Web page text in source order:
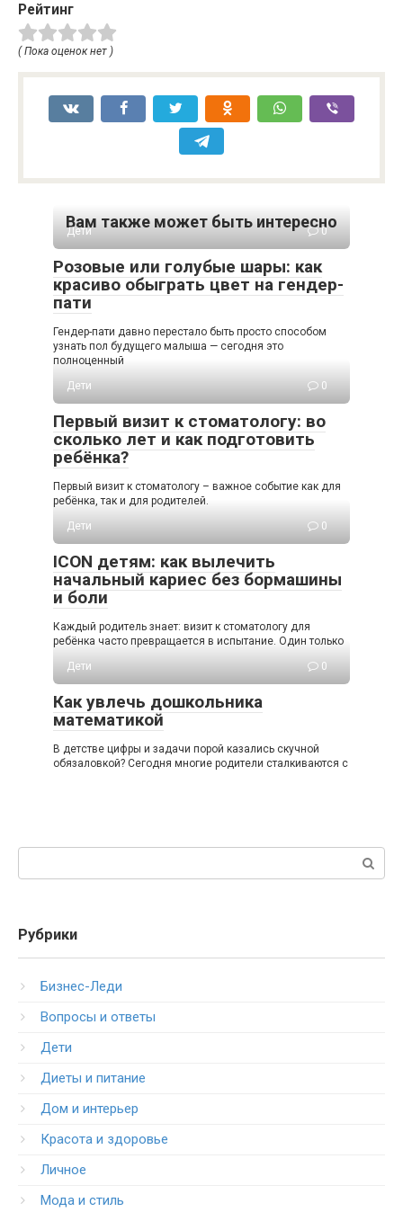
Рейтинг
( Пока оценок нет )
Вам также может быть интересно
Дети 0
Розовые или голубые шары: как
красиво обыграть цвет на гендер-
пати
Гендер-пати давно перестало быть просто способом
узнать пол будущего малыша — сегодня это
полноценный
Дети
0
Первый визит к стоматологу: во
сколько лет и как подготовить
ребёнка?
Первый визит к стоматологу – важное событие как для
ребёнка, так и для родителей.
Дети
0
ICON детям: как вылечить
начальный кариес без бормашины
и боли
Каждый родитель знает: визит к стоматологу для
ребёнка часто превращается в испытание. Один только
Дети
0
Как увлечь дошкольника
математикой
В детстве цифры и задачи порой казались скучной
обязаловкой? Сегодня многие родители сталкиваются с
Рубрики
Бизнес-Леди
Вопросы и ответы
Дети
Диеты и питание
Дом и интерьер
Красота и здоровье
Личное
Мода и стиль